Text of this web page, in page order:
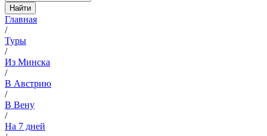
Найти
Главная
/
Туры
/
Из Минска
/
В Австрию
/
В Вену
/
На 7 дней